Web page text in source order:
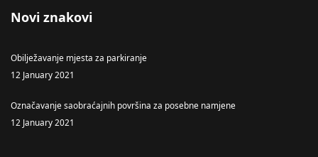
Novi znakovi
Obilježavanje mjesta za parkiranje
12 January 2021
Označavanje saobraćajnih površina za posebne namjene
12 January 2021